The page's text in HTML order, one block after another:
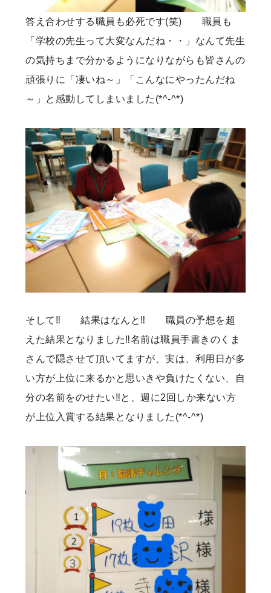
答え合わせする職員も必死です(笑) 職員も
「学校の先生って大変なんだね・・」なんて先生
の気持ちまで分かるようになりながらも皆さんの
頑張りに「凄いね～」「こんなにやったんだね
～」と感動してしまいました(*^-^*)
そして‼ 結果はなんと‼ 職員の予想を超
えた結果となりました‼名前は職員手書きのくま
さんで隠させて頂いてますが、実は、利用日が多
い方が上位に来るかと思いきや負けたくない、自
分の名前をのせたい‼と、週に2回しか来ない方
が上位入賞する結果となりました(*^-^*)